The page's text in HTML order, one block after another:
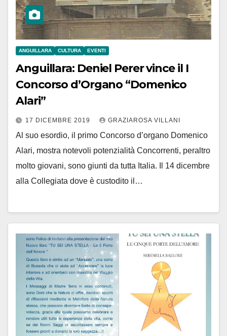
ANGUILLARA CULTURA EVENTI
Anguillara: Deniel Perer vince il I
Concorso d’Organo “Domenico
Alari”
17 DICEMBRE 2019 GRAZIAROSA VILLANI
Al suo esordio, il primo Concorso d’organo Domenico
Alari, mostra notevoli potenzialità Concorrenti, peraltro
molto giovani, sono giunti da tutta Italia. Il 14 dicembre
alla Collegiata dove è custodito il…